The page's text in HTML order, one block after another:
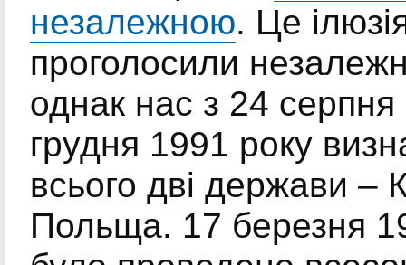
незалежною. Це
проголосили
однак нас з 24 серпня
грудня 1991 року
всього дві держави –
Польща. 17 березня